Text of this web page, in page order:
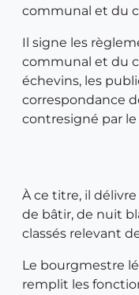
communal et du
Il signe les
communal et du
échevins, les
correspondance
contresigné par le
À ce titre, il
de bâtir, de nuit
classés relevant
Le bourgmestre
remplit les